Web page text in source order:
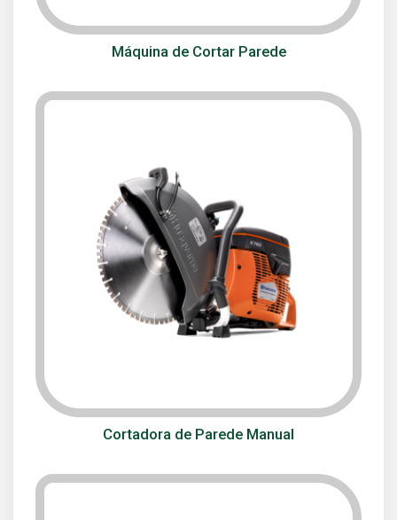
Máquina de Cortar Parede
Cortadora de Parede Manual